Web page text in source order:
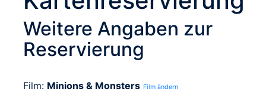
Weitere Angaben zur
Reservierung
Film: Minions & Monsters Film ändern